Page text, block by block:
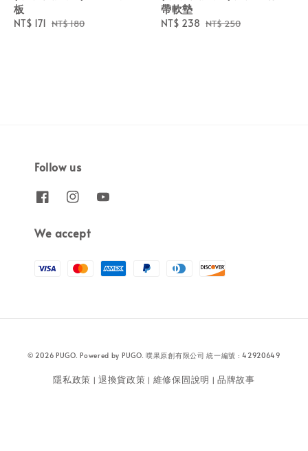
板
Sale
NT$ 171 Regular
NT$ 180
帶軟墊
Sale
NT$ 238 Regular
NT$ 250
Follow us
We accept
© 2026 PUGO. Powered by PUGO. 噗果原創有限公司 統一編號 : 42920649
隱私政策 |退換貨政策 | 維修保固說明 |品牌故事